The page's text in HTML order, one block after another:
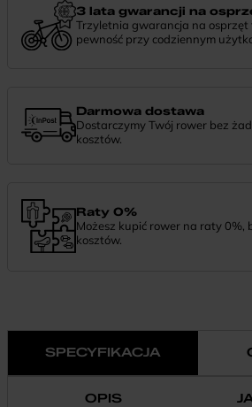
chętnie pomożemy.3 lata gwarancji na
Trzyletnia gwarancja na
pewność przy codziennym
Darmowa dostawa
Dostarczymy Twój rower bez
kosztów.
Raty 0%
Możesz kupić rower na raty 0%,
kosztów.
SPECYFIKACJA
OPIS